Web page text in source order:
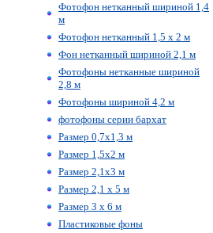
Фотофон нетканный шириной 1,4
м
Фотофон нетканный 1,5 х 2 м
Фон нетканный шириной 2,1 м
Фотофоны нетканные шириной
2,8 м
Фотофоны шириной 4,2 м
фотофоны серии бархат
Размер 0,7х1,3 м
Размер 1,5х2 м
Размер 2,1х3 м
Размер 2,1 х 5 м
Размер 3 х 6 м
Пластиковые фоны